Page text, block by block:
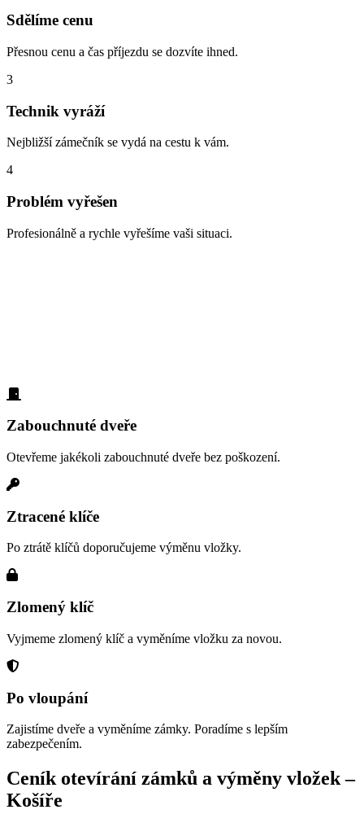
Sdělíme cenu
Přesnou cenu a čas příjezdu se dozvíte ihned.
3
Technik vyráží
Nejbližší zámečník se vydá na cestu k vám.
4
Problém vyřešen
Profesionálně a rychle vyřešíme vaši situaci.
Zabouchnuté dveře
Otevřeme jakékoli zabouchnuté dveře bez poškození.
Ztracené klíče
Po ztrátě klíčů doporučujeme výměnu vložky.
Zlomený klíč
Vyjmeme zlomený klíč a vyměníme vložku za novou.
Po vloupání
Zajistíme dveře a vyměníme zámky. Poradíme s lepším
zabezpečením.
Ceník otevírání zámků a výměny vložek –
Košíře